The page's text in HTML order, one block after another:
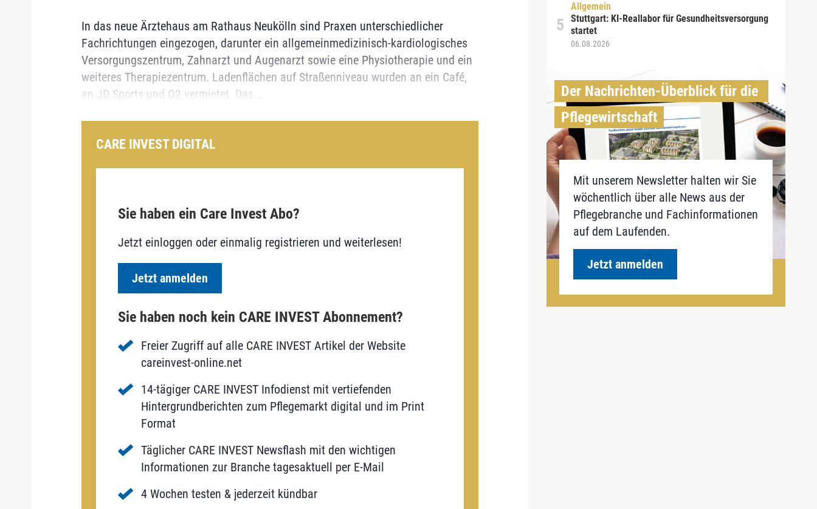
In das neue Ärztehaus am Rathaus Neukölln sind Praxen unterschiedlicher
Fachrichtungen eingezogen, darunter ein allgemeinmedizinisch-kardiologisches
Versorgungszentrum, Zahnarzt und Augenarzt sowie eine Physiotherapie und ein
weiteres Therapiezentrum. Ladenflächen auf Straßenniveau wurden an ein Café,
an JD Sports und O2 vermietet. Das...
CARE INVEST DIGITAL
Sie haben ein Care Invest Abo?
Jetzt einloggen oder einmalig registrieren und weiterlesen!
Jetzt anmelden
Sie haben noch kein CARE INVEST Abonnement?
Freier Zugriff auf alle CARE INVEST Artikel der Website
careinvest-online.net
14-tägiger CARE INVEST Infodienst mit vertiefenden
Hintergrundberichten zum Pflegemarkt digital und im Print
Format
Täglicher CARE INVEST Newsflash mit den wichtigen
Informationen zur Branche tagesaktuell per E-Mail
4 Wochen testen & jederzeit kündbar
Allgemein
Stuttgart: KI-Reallabor für Gesundheitsversorgung
startet
06.08.2026
Der Nachrichten-Überblick für die
Pflegewirtschaft
Mit unserem Newsletter halten wir Sie
wöchentlich über alle News aus der
Pflegebranche und Fachinformationen
auf dem Laufenden.
Jetzt anmelden